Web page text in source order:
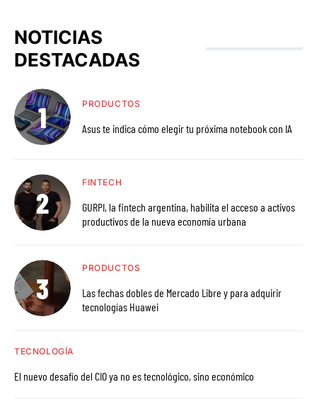
NOTICIAS
DESTACADAS
PRODUCTOS
Asus te indica cómo elegir tu próxima notebook con IA
FINTECH
GURPI, la fintech argentina, habilita el acceso a activos
productivos de la nueva economía urbana
PRODUCTOS
Las fechas dobles de Mercado Libre y para adquirir
tecnologías Huawei
TECNOLOGÍA
El nuevo desafío del CIO ya no es tecnológico, sino económico